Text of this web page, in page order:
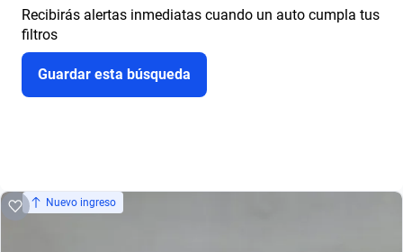
Recibirás alertas inmediatas cuando un auto cumpla tus
filtros
Guardar esta búsqueda
Nuevo ingreso